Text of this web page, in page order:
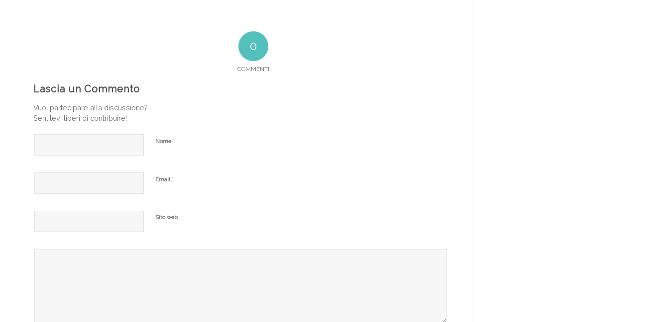
0
COMMENTI
Lascia un Commento
Vuoi partecipare alla discussione?
Sentitevi liberi di contribuire!
Nome *
Email *
Sito web